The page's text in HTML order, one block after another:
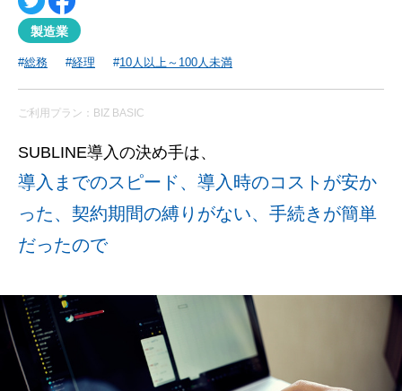
製造業
総務 経理 10人以上～100人未満
ご利用プラン：BIZ BASIC
SUBLINE導⼊の決め⼿は、
導入までのスピード、導入時のコストが安か
った、契約期間の縛りがない、手続きが簡単
だったので